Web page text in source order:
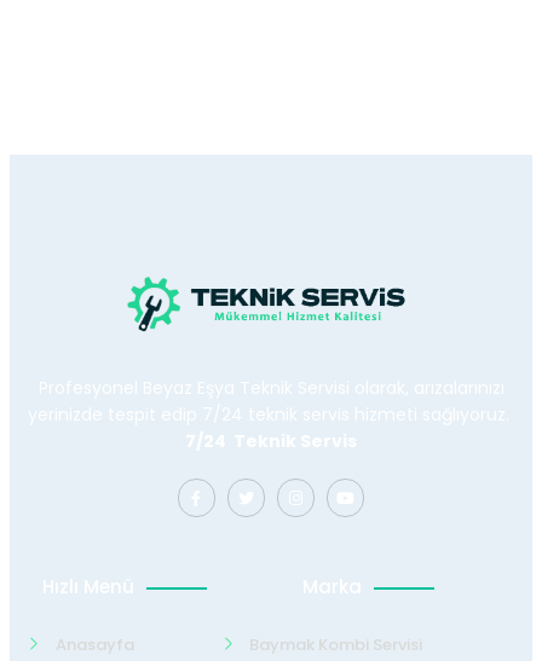
Profesyonel Beyaz Eşya Teknik Servisi olarak, arızalarınızı
yerinizde tespit edip 7/24 teknik servis hizmeti sağlıyoruz.
7/24 Teknik Servis
Hızlı Menü
Anasayfa
Marka
Baymak Kombi Servisi